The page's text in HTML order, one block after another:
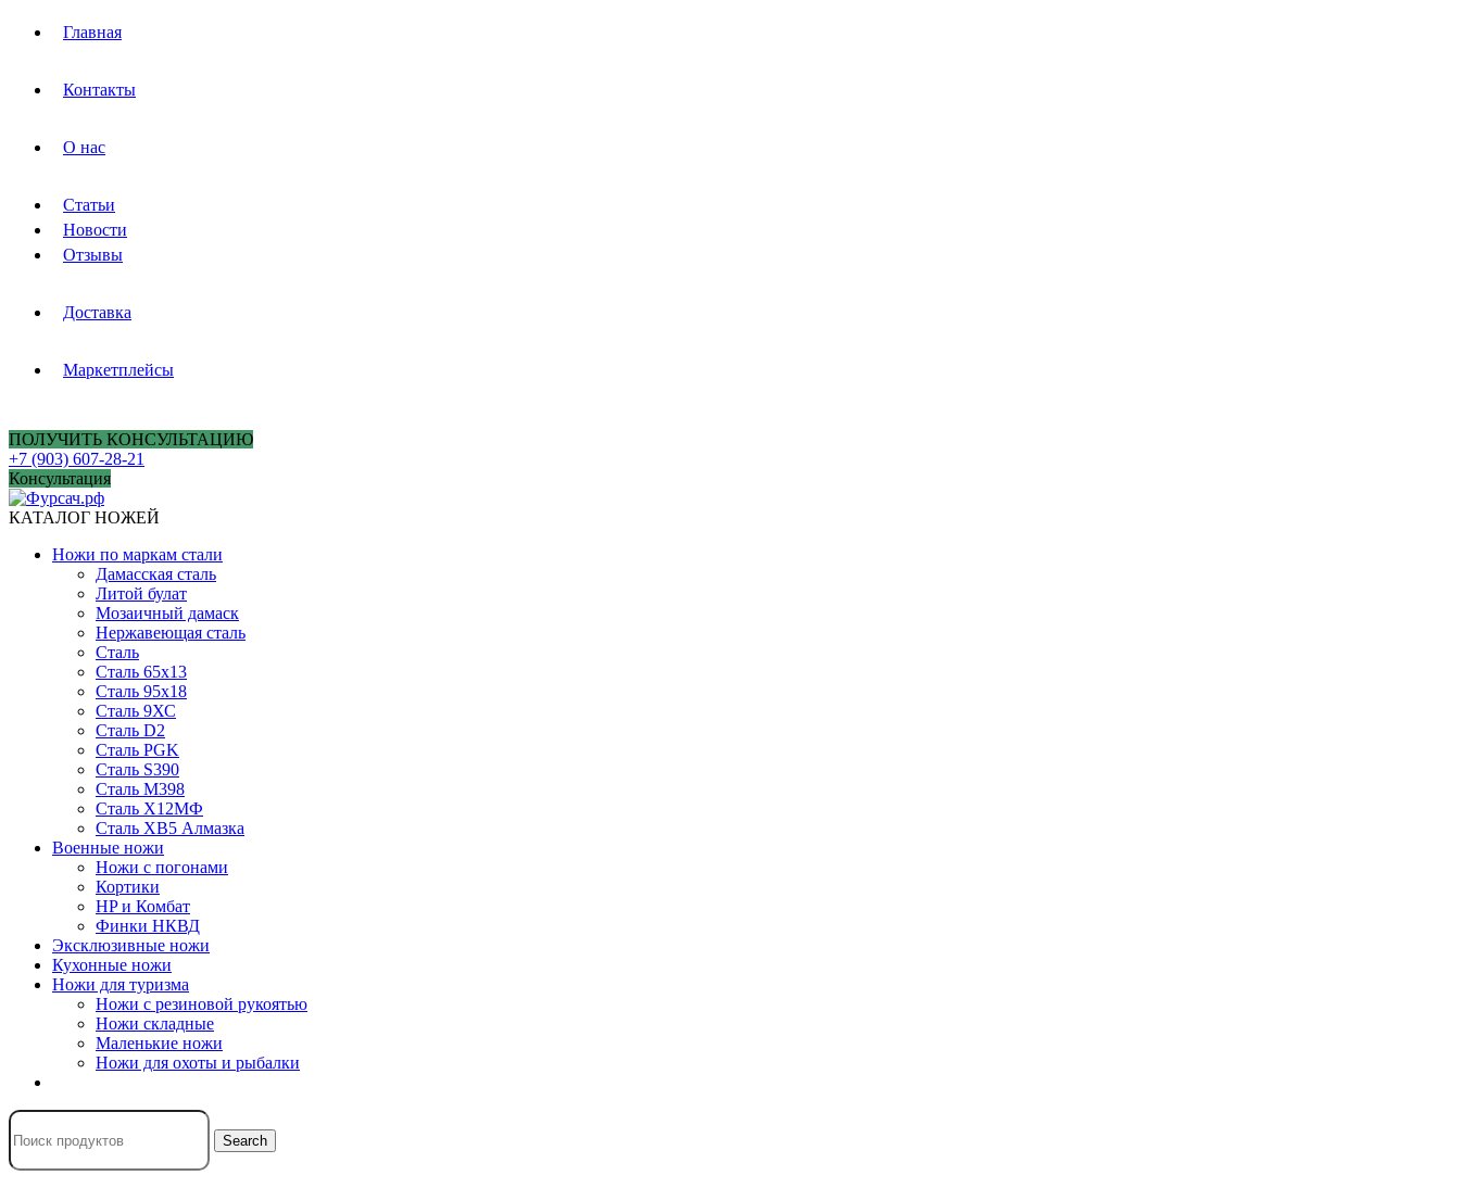
Главная
Контакты
О нас
Статьи
Новости
Отзывы
Доставка
Маркетплейсы
ПОЛУЧИТЬ КОНСУЛЬТАЦИЮ
+7 (903) 607-28-21
Консультация
КАТАЛОГ НОЖЕЙ
Ножи по маркам стали
Дамасская сталь
Литой булат
Мозаичный дамаск
Нержавеющая сталь
Сталь
Сталь 65х13
Сталь 95х18
Сталь 9ХС
Сталь D2
Сталь PGK
Сталь S390
Сталь M398
Сталь Х12МФ
Сталь ХВ5 Алмазка
Военные ножи
Ножи с погонами
Кортики
HP и Комбат
Финки НКВД
Эксклюзивные ножи
Кухонные ножи
Ножи для туризма
Ножи с резиновой рукоятью
Ножи складные
Маленькие ножи
Ножи для охоты и рыбалки
Search